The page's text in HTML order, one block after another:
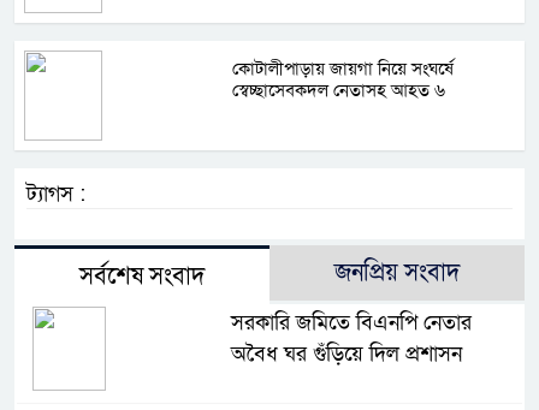
কোটালীপাড়ায় জায়গা নিয়ে সংঘর্ষে
স্বেচ্ছাসেবকদল নেতাসহ আহত ৬
ট্যাগস :
সর্বশেষ সংবাদ জনপ্রিয় সংবাদ
সরকারি জমিতে বিএনপি নেতার
অবৈধ ঘর গুঁড়িয়ে দিল প্রশাসন